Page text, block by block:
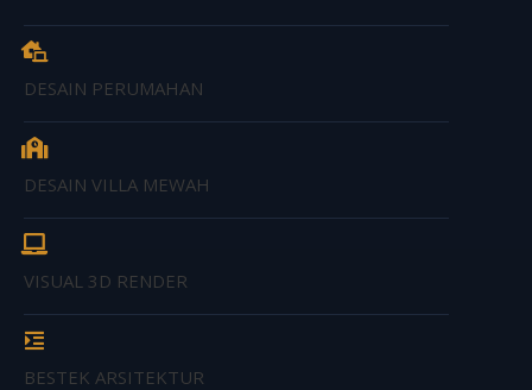
DESAIN PERUMAHAN
DESAIN VILLA MEWAH
VISUAL 3D RENDER
BESTEK ARSITEKTUR